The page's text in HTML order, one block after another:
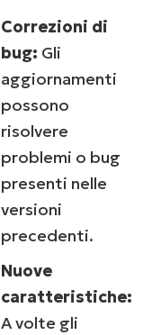
Correzioni di
bug: Gli
aggiornamenti
possono
risolvere
problemi o bug
presenti nelle
versioni
precedenti.
Nuove
caratteristiche:
A volte gli